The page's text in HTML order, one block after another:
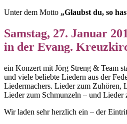
Unter dem Motto „Glaubst du, so
Samstag, 27. Januar
in der Evang.
ein Konzert mit Jörg Streng & Team
und viele beliebte Liedern aus der
Liedermachers. Lieder zum Zuhören,
Lieder zum Schmunzeln – und
Wir laden sehr herzlich ein – der